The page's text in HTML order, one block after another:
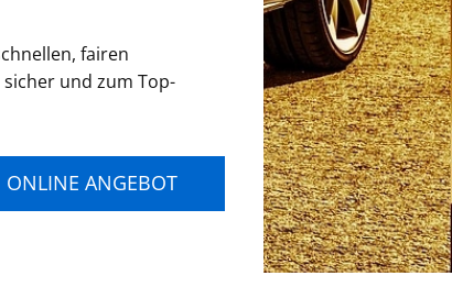
fairen
und zum Top-
ONLINE ANGEBOT